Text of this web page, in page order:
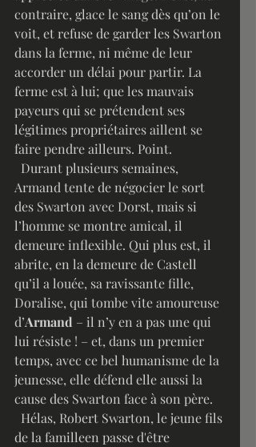
contraire, glace le sang dès qu’on le
voit, et refuse de garder les Swarton
dans la ferme, ni même de leur
accorder un délai pour partir. La
ferme est à lui; que les mauvais
payeurs qui se prétendent ses
légitimes propriétaires aillent se
faire pendre ailleurs. Point.
Armand tente de négocier le sort
des Swarton avec Dorst, mais si
l’homme se montre amical, il
demeure inflexible. Qui plus est, il
abrite, en la demeure de Castell
qu’il a louée, sa ravissante fille,
Doralise, qui tombe vite amoureuse
d’Armand – il n’y en a pas une qui
lui résiste ! – et, dans un premier
temps, avec ce bel humanisme de la
jeunesse, elle défend elle aussi la
cause des Swarton face à son père.
de la familleen passe d'être